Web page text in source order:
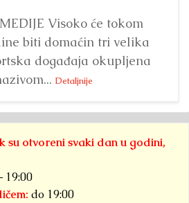
Visoko će tokom
biti domaćin tri velika
događaja okupljena
Detaljnije
su otvoreni svaki dan u godini,
19:00
do 19:00